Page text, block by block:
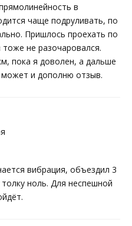
в
чаще подруливать, по
Пришлось проехать по
не разочаровался.
пока я доволен, а дальше
и дополню отзыв.
вибрация, объездил 3
ноль. Для неспешной